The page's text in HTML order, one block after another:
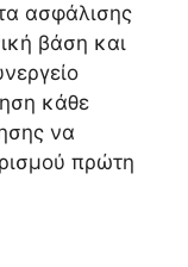
ασφάλισης
βάση και
κάθε
να
πρώτη